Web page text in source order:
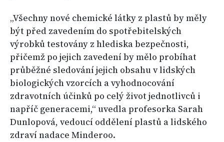
„Všechny nové chemické látky z plastů by měly
být před zavedením do spotřebitelských
výrobků testovány z hlediska bezpečnosti,
přičemž po jejich zavedení by mělo probíhat
průběžné sledování jejich obsahu v lidských
biologických vzorcích a vyhodnocování
zdravotních účinků po celý život jednotlivců i
napříč generacemi,“ uvedla profesorka Sarah
Dunlopová, vedoucí oddělení plastů a lidského
zdraví nadace Minderoo.